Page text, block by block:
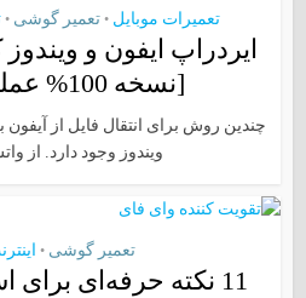
• تعمیر گوشی • تعمیرات موبایل
[نسخه 100% عملی انتقال...
چندین روش برای انتقال فایل از
ویندوز وجود دارد. از
• تعمیر گوشی
11 نکته حرفه‌ای